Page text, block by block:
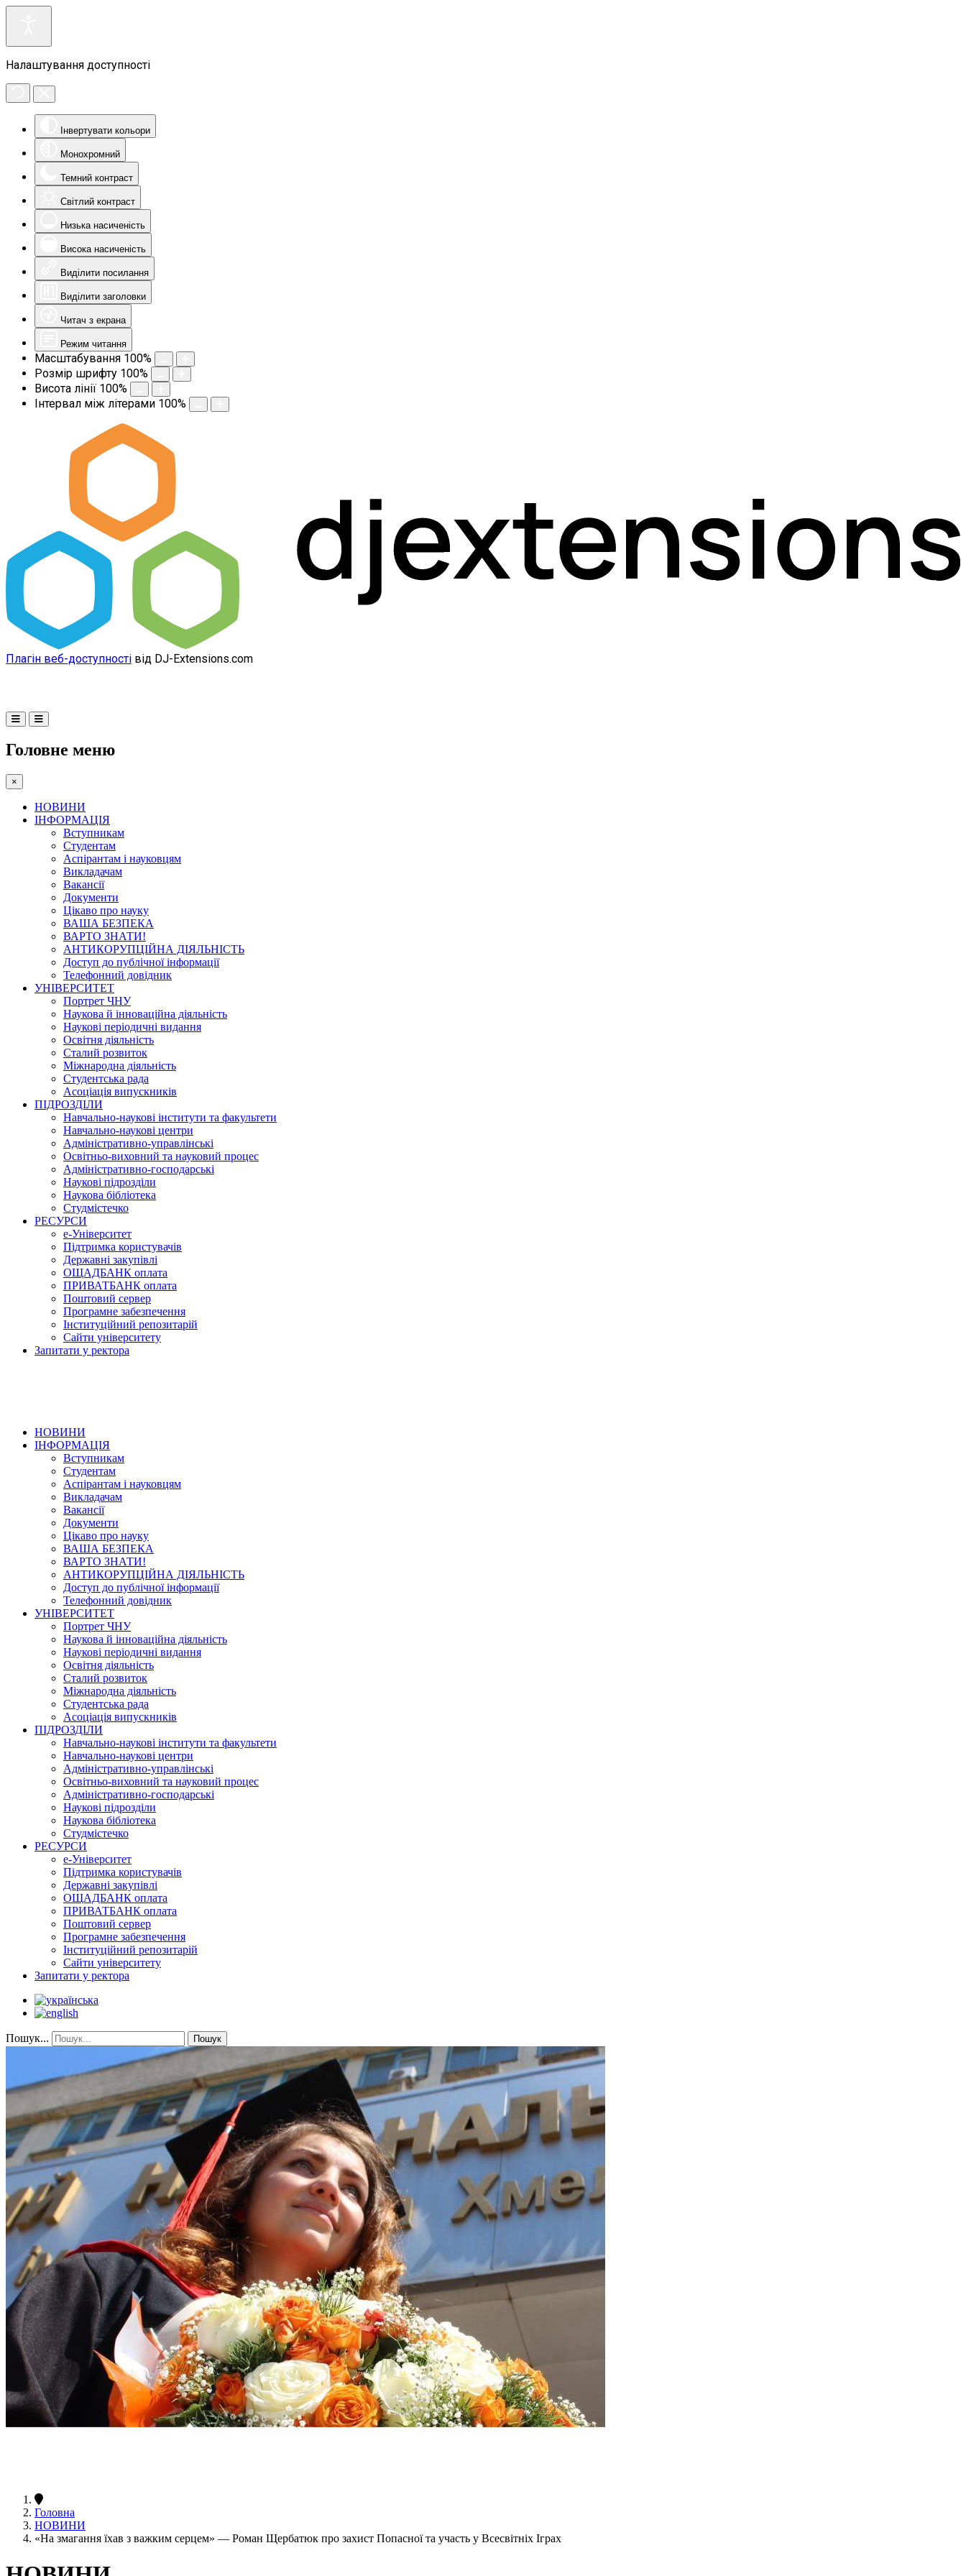
Налаштування доступності
Інвертувати кольори
Монохромний
Темний контраст
Світлий контраст
Низька насиченість
Висока насиченість
Виділити посилання
Виділити заголовки
Читач з екрана
Режим читання
Масштабування 100%
Розмір шрифту 100%
Висота лінії 100%
Інтервал між літерами 100%
Плагін веб-доступності від DJ-Extensions.com
Головне меню
×
НОВИНИ
ІНФОРМАЦІЯ
Вступникам
Студентам
Аспірантам і науковцям
Викладачам
Вакансії
Документи
Цікаво про науку
ВАША БЕЗПЕКА
ВАРТО ЗНАТИ!
АНТИКОРУПЦІЙНА ДІЯЛЬНІСТЬ
Доступ до публічної інформації
Телефонний довідник
УНІВЕРСИТЕТ
Портрет ЧНУ
Наукова й інноваційна діяльність
Наукові періодичні видання
Освітня діяльність
Сталий розвиток
Міжнародна діяльність
Студентська рада
Асоціація випускників
ПІДРОЗДІЛИ
Навчально-наукові інститути та факультети
Навчально-наукові центри
Адміністративно-управлінські
Освітньо-виховний та науковий процес
Адміністративно-господарські
Наукові підрозділи
Наукова бібліотека
Студмістечко
РЕСУРСИ
е-Університет
Підтримка користувачів
Державні закупівлі
ОЩАДБАНК оплата
ПРИВАТБАНК оплата
Поштовий сервер
Програмне забезпечення
Інституційний репозитарій
Сайти університету
Запитати у ректора
НОВИНИ
ІНФОРМАЦІЯ
Вступникам
Студентам
Аспірантам і науковцям
Викладачам
Вакансії
Документи
Цікаво про науку
ВАША БЕЗПЕКА
ВАРТО ЗНАТИ!
АНТИКОРУПЦІЙНА ДІЯЛЬНІСТЬ
Доступ до публічної інформації
Телефонний довідник
УНІВЕРСИТЕТ
Портрет ЧНУ
Наукова й інноваційна діяльність
Наукові періодичні видання
Освітня діяльність
Сталий розвиток
Міжнародна діяльність
Студентська рада
Асоціація випускників
ПІДРОЗДІЛИ
Навчально-наукові інститути та факультети
Навчально-наукові центри
Адміністративно-управлінські
Освітньо-виховний та науковий процес
Адміністративно-господарські
Наукові підрозділи
Наукова бібліотека
Студмістечко
РЕСУРСИ
е-Університет
Підтримка користувачів
Державні закупівлі
ОЩАДБАНК оплата
ПРИВАТБАНК оплата
Поштовий сервер
Програмне забезпечення
Інституційний репозитарій
Сайти університету
Запитати у ректора
Пошук... Пошук
Головна
НОВИНИ
«На змагання їхав з важким серцем» — Роман Щербатюк про захист Попасної та участь у Всесвітніх Іграх